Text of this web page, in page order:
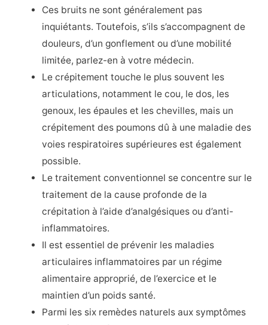
Ces bruits ne sont généralement pas
inquiétants. Toutefois, s’ils s’accompagnent de
douleurs, d’un gonflement ou d’une mobilité
limitée, parlez-en à votre médecin.
Le crépitement touche le plus souvent les
articulations, notamment le cou, le dos, les
genoux, les épaules et les chevilles, mais un
crépitement des poumons dû à une maladie des
voies respiratoires supérieures est également
possible.
Le traitement conventionnel se concentre sur le
traitement de la cause profonde de la
crépitation à l’aide d’analgésiques ou d’anti-
inflammatoires.
Il est essentiel de prévenir les maladies
articulaires inflammatoires par un régime
alimentaire approprié, de l’exercice et le
maintien d’un poids santé.
Parmi les six remèdes naturels aux symptômes